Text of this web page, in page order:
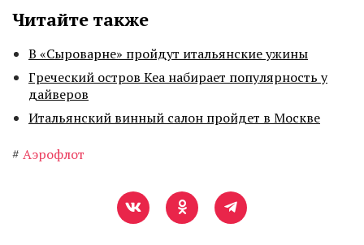
Читайте также
В «Сыроварне» пройдут итальянские ужины
Греческий остров Кеа набирает популярность у
дайверов
Итальянский винный салон пройдет в Москве
# Аэрофлот